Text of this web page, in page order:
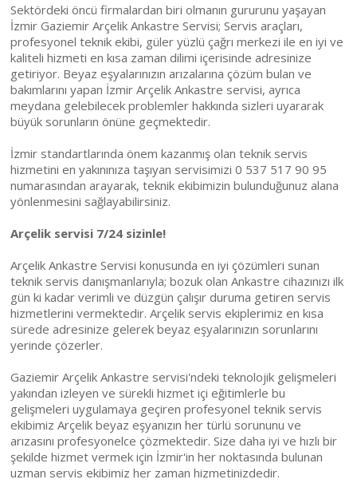
Sektördeki öncü firmalardan biri olmanın gururunu yaşayan
İzmir Gaziemir Arçelik Ankastre Servisi; Servis araçları,
profesyonel teknik ekibi, güler yüzlü çağrı merkezi ile en iyi ve
kaliteli hizmeti en kısa zaman dilimi içerisinde adresinize
getiriyor. Beyaz eşyalarınızın arızalarına çözüm bulan ve
bakımlarını yapan İzmir Arçelik Ankastre servisi, ayrıca
meydana gelebilecek problemler hakkında sizleri uyararak
büyük sorunların önüne geçmektedir.
İzmir standartlarında önem kazanmış olan teknik servis
hizmetini en yakınınıza taşıyan servisimizi 0 537 517 90 95
numarasından arayarak, teknik ekibimizin bulunduğunuz alana
yönlenmesini sağlayabilirsiniz.
Arçelik servisi 7/24 sizinle!
Arçelik Ankastre Servisi konusunda en iyi çözümleri sunan
teknik servis danışmanlarıyla; bozuk olan Ankastre cihazınızı ilk
gün ki kadar verimli ve düzgün çalışır duruma getiren servis
hizmetlerini vermektedir. Arçelik servis ekiplerimiz en kısa
sürede adresinize gelerek beyaz eşyalarınızın sorunlarını
yerinde çözerler.
Gaziemir Arçelik Ankastre servisi'ndeki teknolojik gelişmeleri
yakından izleyen ve sürekli hizmet içi eğitimlerle bu
gelişmeleri uygulamaya geçiren profesyonel teknik servis
ekibimiz Arçelik beyaz eşyanızın her türlü sorununu ve
arızasını profesyonelce çözmektedir. Size daha iyi ve hızlı bir
şekilde hizmet vermek için İzmir'in her noktasında bulunan
uzman servis ekibimiz her zaman hizmetinizdedir.